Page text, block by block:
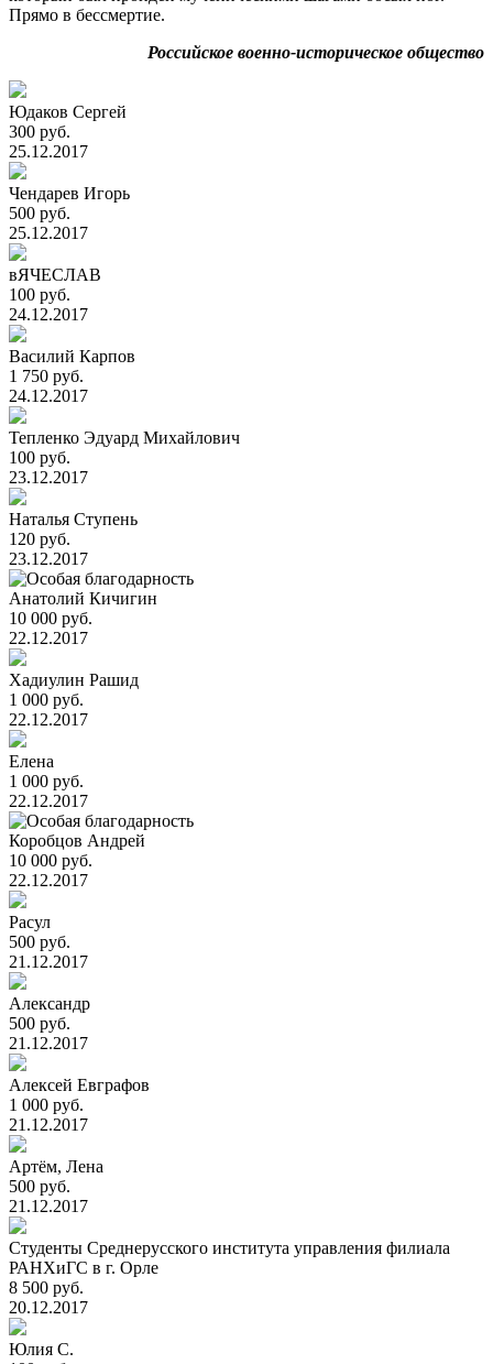
Прямо в бессмертие.
Российское военно-историческое общество
Юдаков Сергей
300 руб.
25.12.2017
Чендарев Игорь
500 руб.
25.12.2017
вЯЧЕСЛАВ
100 руб.
24.12.2017
Василий Карпов
1 750 руб.
24.12.2017
Тепленко Эдуард Михайлович
100 руб.
23.12.2017
Наталья Ступень
120 руб.
23.12.2017
Анатолий Кичигин
10 000 руб.
22.12.2017
Хадиулин Рашид
1 000 руб.
22.12.2017
Елена
1 000 руб.
22.12.2017
Коробцов Андрей
10 000 руб.
22.12.2017
Расул
500 руб.
21.12.2017
Александр
500 руб.
21.12.2017
Алексей Евграфов
1 000 руб.
21.12.2017
Артём, Лена
500 руб.
21.12.2017
Студенты Среднерусского института управления филиала
РАНХиГС в г. Орле
8 500 руб.
20.12.2017
Юлия С.